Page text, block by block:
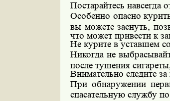
Постарайтесь навсегда
Особенно опасно
вы можете заснуть,
что может привести к
Не курите в уставшем
Никогда не
после тушения
Внимательно следите
При обнаружении
спасательную службу